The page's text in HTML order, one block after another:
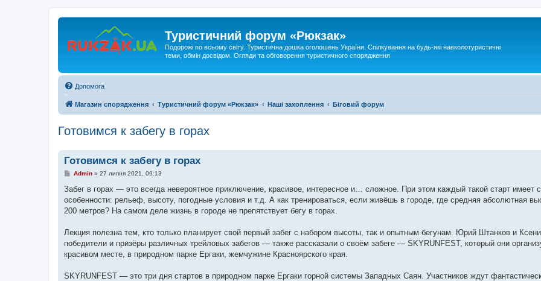
Туристичний форум «Рюкзак»
Подорожі по всьому світу. Туристична дошка оголошень України. Спілкування на будь-які навколотуристичні
теми, обмін досвідом. Огляди та обговорення туристичного спорядження
Допомога
Магазин спорядження Туристичний форум «Рюкзак» Наші захоплення Біговий форум
Готовимся к забегу в горах
Готовимся к забегу в горах
П
в
д
о
е
н
я
Admin» 27 липня 2021, 09:13
Забег в горах — это всегда невероятное приключение, красивое, интересное и… сложное. При этом каждый такой старт имеет
особенности: рельеф, высоту, погодные условия и т.д. А как тренироваться, если живёшь в городе, где средняя абсолютная
200 метров? На самом деле жизнь в городе не препятствует бегу в горах.
Лекция полезна тем, кто только планирует свой первый забег с набором высоты, так и опытным бегунам. Юрий Штанков и
победители и призёры различных трейловых забегов — также рассказали о своём забеге — SKYRUNFEST, который они
красивом месте, в природном парке Ергаки, жемчужине Красноярского края.
SKYRUNFEST — это три дня стартов в природном парке Ергаки горной системы Западных Саян. Участников ждут